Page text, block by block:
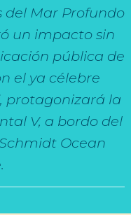
del Mar Profundo
un impacto sin
pública de
el ya célebre
protagonizará la
V, a bordo del
Ocean